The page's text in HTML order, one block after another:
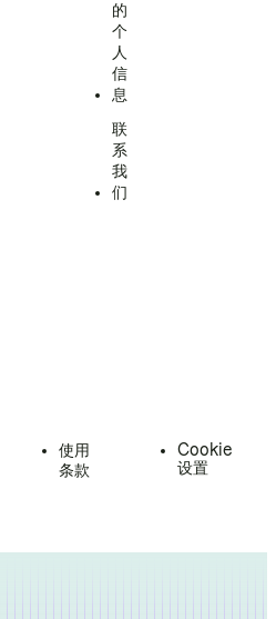
的
个
人
信
息
联
系
我
们
使用
条款
Cookie
设置